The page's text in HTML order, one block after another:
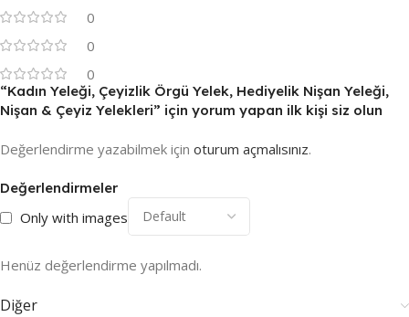
0
0
0
Değerlendirmeler
Only with images
Henüz değerlendirme yapılmadı.
“Kadın Yeleği, Çeyizlik Örgü Yelek, Hediyelik Nişan Yeleği,
Nişan & Çeyiz Yelekleri” için yorum yapan ilk kişi siz olun
Değerlendirme yazabilmek için oturum açmalısınız.
Diğer